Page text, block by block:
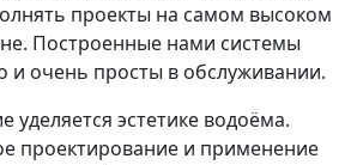
проекты на самом высоком
Построенные нами системы
и очень просты в обслуживании.
эстетике водоёма.
проектирование и применение